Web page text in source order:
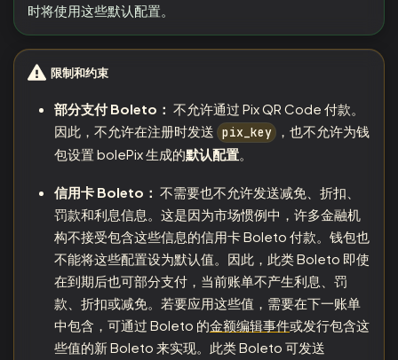
时将使用这些默认配置。
限制和约束
部分支付 Boleto： 不允许通过 Pix QR Code 付款。
因此，不允许在注册时发送 pix_key
，也不允许为钱
包设置 bolePix 生成的默认配置
信用卡 Boleto： 不需要也不允许发送减免、折扣、
罚款和利息信息。这是因为市场惯例中，许多金融机
构不接受包含这些信息的信用卡 Boleto 付款。钱包也
不能将这些配置设为默认值。因此，此类 Boleto 即使
在到期后也可部分支付，当前账单不产生利息、罚
款、折扣或减免。若要应用这些值，需要在下一账单
中包含，可通过 Boleto 的金额编辑事件或发行包含这
些值的新 Boleto 来实现。此类 Boleto 可发送